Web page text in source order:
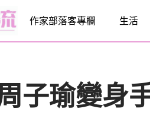
作家部落客專欄 生活
子瑜變身